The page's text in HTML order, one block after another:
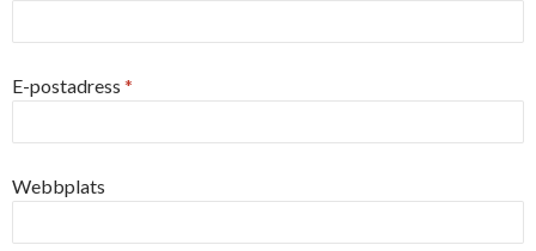
E-postadress *
Webbplats